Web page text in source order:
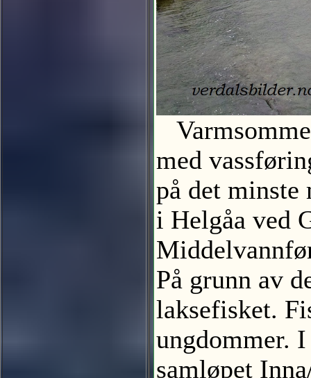
med
på det minste
i Helgåa ved
På grunn av
laksefisket.
ungdommer.
samløpet